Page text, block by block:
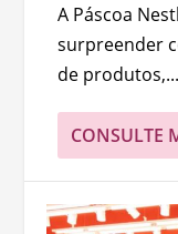
A Páscoa
surpreender
de produtos,...
CONSULTE